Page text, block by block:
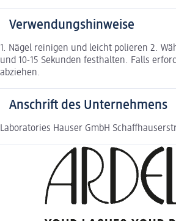
Verwendungshinweise
1. Nägel reinigen und leicht polieren 2.
und 10-15 Sekunden festhalten. Falls
abziehen.
Anschrift des Unternehmens
Laboratories Hauser GmbH